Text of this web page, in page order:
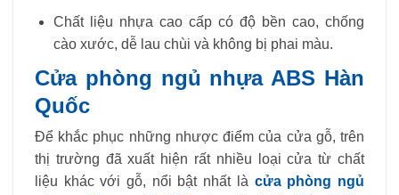
Chất liệu nhựa cao cấp có độ bền cao, chống
cào xước, dễ lau chùi và không bị phai màu.
Cửa phòng ngủ nhựa ABS Hàn
Quốc
Để khắc phục những nhược điểm của cửa gỗ, trên
thị trường đã xuất hiện rất nhiều loại cửa từ chất
liệu khác với gỗ, nổi bật nhất là cửa phòng ngủ